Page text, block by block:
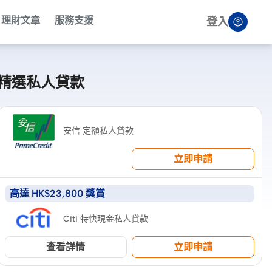
理財文章 服務支援 登入
選私人貸款
安信 定額私人貸款
立即申請
高達 HK$23,800 獎賞
Citi 特快現金私人貸款
查看詳情 立即申請